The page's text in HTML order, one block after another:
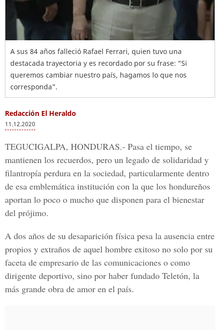
A sus 84 años falleció Rafael Ferrari, quien tuvo una
destacada trayectoria y es recordado por su frase: “Si
queremos cambiar nuestro país, hagamos lo que nos
corresponda”.
Redacción El Heraldo
11.12.2020
TEGUCIGALPA, HONDURAS.- Pasa el tiempo, se
mantienen los recuerdos, pero un legado de solidaridad y
filantropía perdura en la sociedad, particularmente dentro
de esa emblemática institución con la que los hondureños
aportan lo poco o mucho que disponen para el bienestar
del prójimo.
A dos años de su desaparición física pesa la ausencia entre
propios y extraños de aquel hombre exitoso no solo por su
faceta de empresario de las comunicaciones o como
dirigente deportivo, sino por haber fundado Teletón, la
más grande obra de amor en el país.